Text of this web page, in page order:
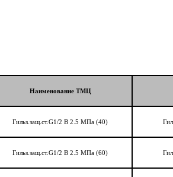
Наименование ТМЦ
Гильз.защ.ст.G1/2 B 2.5 МПа (40)
Гильз.защ.ст.G1/2 B 2.5 МПа (60)